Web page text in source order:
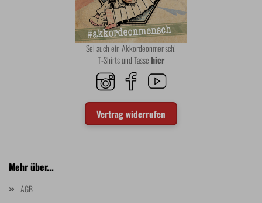
Sei auch ein Akkordeonmensch!
T-Shirts und Tassehier
Vertrag widerrufen
Mehr über...
AGB